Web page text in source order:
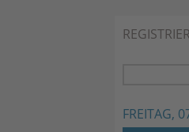
FREITAG,